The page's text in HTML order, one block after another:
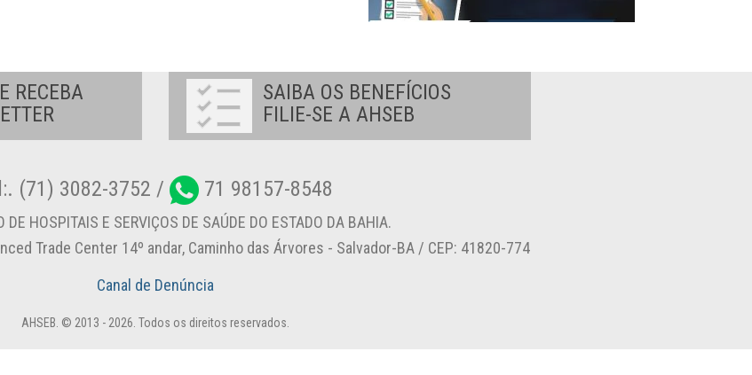
RECEBA
SAIBA OS BENEFÍCIOS
FILIE-SE A AHSEB
(71) 3082-3752 / 71 98157-8548
DE HOSPITAIS E SERVIÇOS DE SAÚDE DO ESTADO DA BAHIA.
Trade Center 14º andar, Caminho das Árvores - Salvador-BA / CEP: 41820-774
Canal de Denúncia
AHSEB. © 2013 - 2026. Todos os direitos reservados.